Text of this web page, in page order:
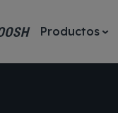
Productos